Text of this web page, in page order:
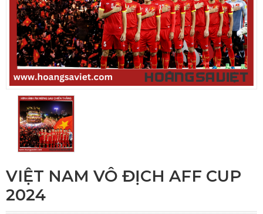
VIỆT NAM VÔ ĐỊCH AFF CUP
2024